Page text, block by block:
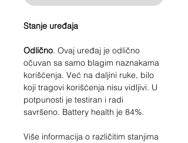
Stanje uređaja
Odlično. Ovaj uređaj je odlično
očuvan sa samo blagim naznakama
korišćenja. Već na daljini ruke, bilo
koji tragovi korišćenja nisu vidljivi. U
potpunosti je testiran i radi
savršeno. Battery health je 84%.
Više informacija o različitim stanjima